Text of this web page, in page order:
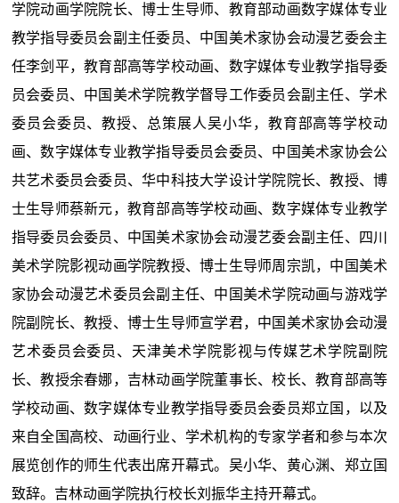
学院动画学院院长、博士生导师、教育部动画数字媒体专业
教学指导委员会副主任委员、中国美术家协会动漫艺委会主
任李剑平，教育部高等学校动画、数字媒体专业教学指导委
员会委员、中国美术学院教学督导工作委员会副主任、学术
委员会委员、教授、总策展人吴小华，教育部高等学校动
画、数字媒体专业教学指导委员会委员、中国美术家协会公
共艺术委员会委员、华中科技大学设计学院院长、教授、博
士生导师蔡新元，教育部高等学校动画、数字媒体专业教学
指导委员会委员、中国美术家协会动漫艺委会副主任、四川
美术学院影视动画学院教授、博士生导师周宗凯，中国美术
家协会动漫艺术委员会副主任、中国美术学院动画与游戏学
院副院长、教授、博士生导师宣学君，中国美术家协会动漫
艺术委员会委员、天津美术学院影视与传媒艺术学院副院
长、教授余春娜，吉林动画学院董事长、校长、教育部高等
学校动画、数字媒体专业教学指导委员会委员郑立国，以及
来自全国高校、动画行业、学术机构的专家学者和参与本次
展览创作的师生代表出席开幕式。吴小华、黄心渊、郑立国
致辞。吉林动画学院执行校长刘振华主持开幕式。